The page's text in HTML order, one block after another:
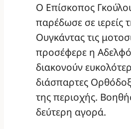
Ο Επίσκοπος
παρέδωσε σε ιερείς
Ουγκάντας τις
προσέφερε η
διακονούν
διάσπαρτες
της περιοχής.
δεύτερη αγορά.